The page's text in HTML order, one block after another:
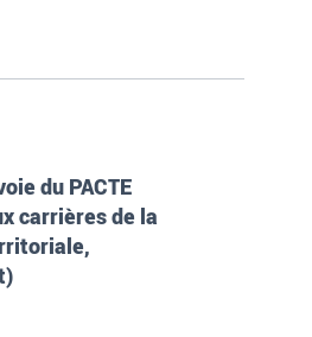
du PACTE
carrières de la